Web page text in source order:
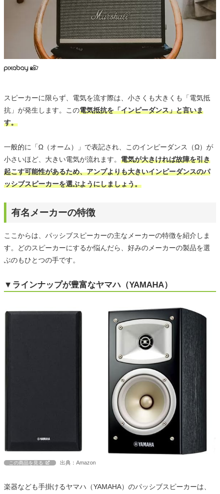
スピーカーに限らず、電気を流す際は、小さくも大きくも「電気抵
抗」が発生します。この電気抵抗を「インピーダンス」と言いま
す。
一般的に「Ω（オーム）」で表記され、このインピーダンス（Ω）が
小さいほど、大きい電気が流れます。 電気が大きければ故障を引き
起こす可能性があるため、アンプよりも大きいインピーダンスのパ
ッシブスピーカーを選ぶようにしましょう。
有名メーカーの特徴
ここからは、パッシブスピーカーの主なメーカーの特徴を紹介しま
す。どのスピーカーにするか悩んだら、好みのメーカーの製品を選
ぶのもひとつの手です。
▼ラインナップが豊富なヤマハ（YAMAHA）
この商品を見る 出典：Amazon
楽器なども手掛けるヤマハ（YAMAHA）のパッシブスピーカーは、